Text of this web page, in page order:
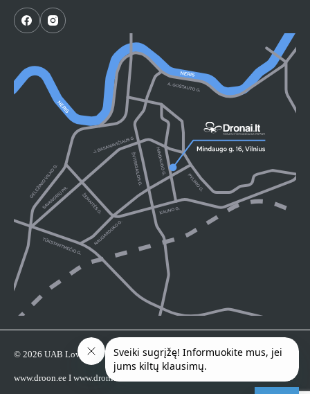
© 2026 UAB Loveta
www.droon.ee I www.droni.lv